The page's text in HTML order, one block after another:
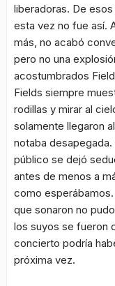
liberadoras. De
esta vez no fue así.
más, no acabó
pero no una
acostumbrados
Fields siempre
rodillas y mirar al
solamente llegaron
notaba desapegada.
público se dejó
antes de menos a
como
que sonaron no
los suyos se fueron
concierto podría
próxima vez.